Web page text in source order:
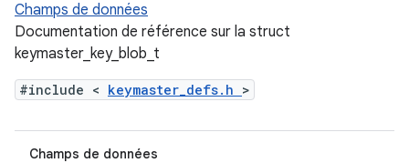
Champs de données
Documentation de référence sur la struct
keymaster_key_blob_t
#include < keymaster_defs.h >
Champs de données